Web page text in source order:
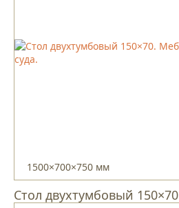
1500×700×750 мм
Стол двухтумбовый 150×70